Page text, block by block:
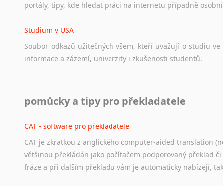
portály, tipy, kde hledat práci na internetu případně osobní
Studium v USA
Soubor odkazů užitečných všem, kteří uvažují o studiu ve
informace a zázemí, univerzity i zkušenosti studentů.
Odkazy poskytující cenné informace nekomerčního
Studium v Austrálii
Soubor odkazů užitečných všem, kteří uvažují o studiu v
a zázemí, australské univerzity a samozřejmě i osobní
pomůcky a tipy pro překladatele
CAT - software pro překladatele
CAT je zkratkou z anglického computer-aided translation
většinou překládán jako počítačem podporovaný překlad
fráze a při dalším překladu vám je automaticky nabízejí,